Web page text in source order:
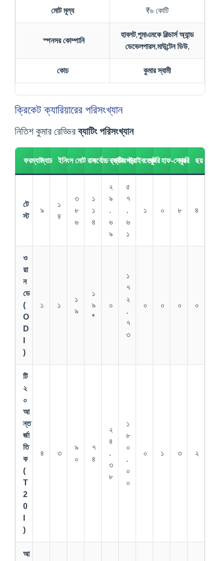
মোট মূল্য ₹৬ কোটি
স্পনসর কোম্পানি
হাবলট,পুমাএমকে বিল্ডার্স অ্যান্ড
ডেভেলপারস,মাউন্টেন ডিউ,
কোচ কুমার স্বামী
ক্রিকেট ক্যারিয়ারের পরিসংখ্যান
নিতিশ কুমার রেড্ডিরব্যাটিং পরিসংখ্যান
ফরম্যাটম্যাচ ইনিংস মোট রানসর্বোচ্চ স্কোর
ব্যাটিং গড়স্ট্রাইক রেট
সেঞ্চুরিহাফ-সেঞ্চুরি
চার ছয়
টে
স্ট
৯
১
৪
৩
৮
৬
১
১
৪
২
৯
.
৬
৯
৫
৭
.
৬
১
১ ০ ৮ ৪
ও
য়া
ন
ডে
(
O
D
)
১ ১
১
৯
১
৯
*
০
১
৭
২
.
৭
৩
০ ০ ০ ০
টি
২
০
আ
ন্ত
র্জা
তি
ক
(
T
2
0
)
৪ ৩
৯
০
৭
৪
২
৪
.
৩
৮
১
৮
০
.
০
০
০ ১ ৩ ২
আ